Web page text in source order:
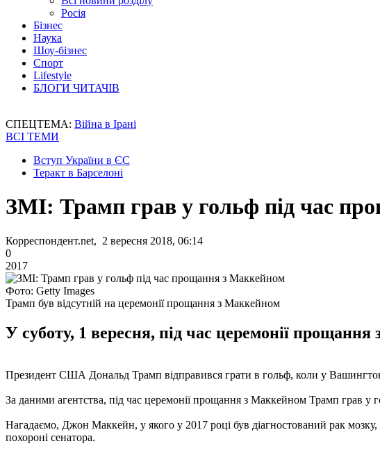
Росія
Бізнес
Наука
Шоу-бізнес
Спорт
Lifestyle
БЛОГИ ЧИТАЧІВ
СПЕЦТЕМА: Війна в Ірані
ВСІ ТЕМИ
Вступ України в ЄС
Теракт в Барселоні
ЗМІ: Трамп грав у гольф під час
Корреспондент.net, 2 вересня 2018, 06:14
0
2017
Фото: Getty Images
Трамп був відсутній на церемонії прощання з Маккейном
У суботу, 1 вересня, під час церемонії
Президент США Дональд Трамп відправився грати в гольф, коли у
За даними агентства, під час церемонії прощання з Маккейном Трамп грав у
Нагадаємо, Джон Маккейн, у якого у 2017 році був діагностований рак мозку,
похороні сенатора.